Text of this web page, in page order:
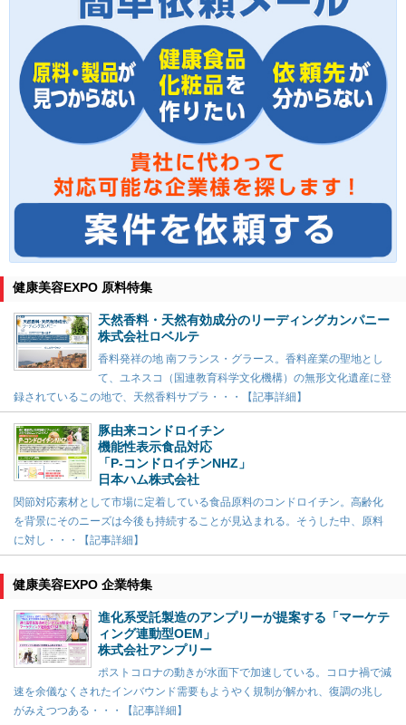
健康美容EXPO 原料特集
天然香料・天然有効成分のリーディングカンパニー
株式会社ロベルテ
香料発祥の地 南フランス・グラース。香料産業の聖地とし
て、ユネスコ（国連教育科学文化機構）の無形文化遺産に登
録されているこの地で、天然香料サプラ・・・【記事詳細】
豚由来コンドロイチン
機能性表示食品対応
「P-コンドロイチンNHZ」
日本ハム株式会社
関節対応素材として市場に定着している食品原料のコンドロイチン。高齢化
を背景にそのニーズは今後も持続することが見込まれる。そうした中、原料
に対し・・・【記事詳細】
健康美容EXPO 企業特集
進化系受託製造のアンプリーが提案する「マーケテ
ィング連動型OEM」
株式会社アンプリー
ポストコロナの動きが水面下で加速している。コロナ禍で減
速を余儀なくされたインバウンド需要もようやく規制が解かれ、復調の兆し
がみえつつある・・・【記事詳細】